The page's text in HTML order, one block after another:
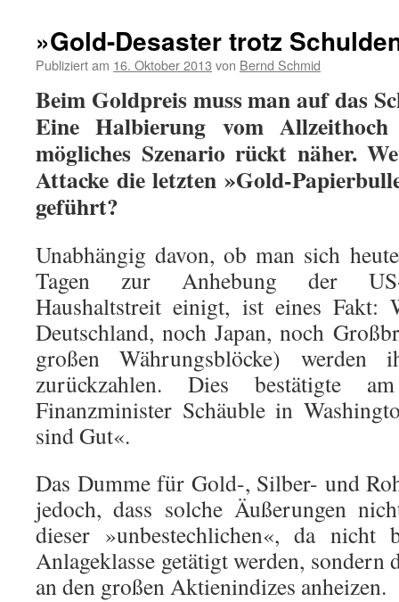
»Gold-Desaster trotz
Publiziert am 16. Oktober 2013 von Bernd Schmid
Beim Goldpreis muss man auf das
Eine Halbierung vom
mögliches Szenario rückt näher.
Attacke die letzten »Gold-
geführt?
Unabhängig davon, ob man sich
Tagen zur Anhebung der US-
Haushaltstreit einigt, ist eines Fakt:
Deutschland, noch Japan, noch
großen Währungsblöcke) werden
zurückzahlen. Dies bestätigte
Finanzminister Schäuble in
sind Gut«.
Das Dumme für Gold-, Silber- und
jedoch, dass solche Äußerungen
dieser »unbestechlichen«, da nicht
Anlageklasse getätigt werden, sondern
an den großen Aktienindizes anheizen.